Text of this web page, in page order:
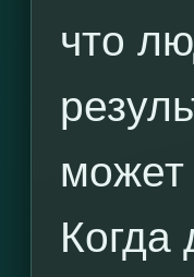
что
может
Когда